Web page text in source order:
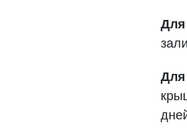
Для
Для